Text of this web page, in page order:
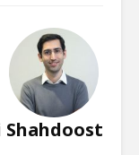
Shahdoost